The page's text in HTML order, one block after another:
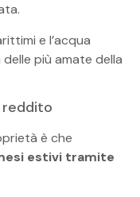
e l’acqua
più amate della
reddito
è che
estivi tramite